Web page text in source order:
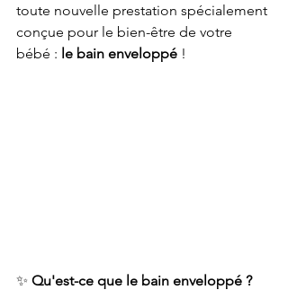
toute nouvelle prestation spécialement
conçue pour le bien-être de votre
bébé : le bain enveloppé !
✨ Qu'est-ce que le bain enveloppé ?